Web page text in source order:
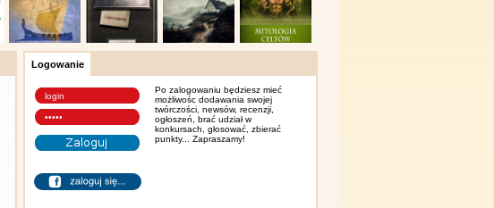
Logowanie
Po zalogowaniu będziesz mieć
możliwośc dodawania swojej
twórczości, newsów, recenzji,
ogłoszeń, brać udział w
konkursach, głosować, zbierać
punkty... Zapraszamy!